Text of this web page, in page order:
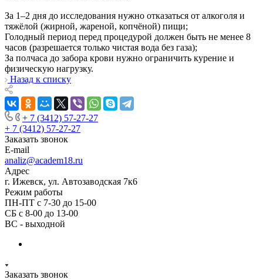
За 1–2 дня до исследования нужно отказаться от алкоголя и
тяжёлой (жирной, жареной, копчёной) пищи;
Голодный период перед процедурой должен быть не менее 8
часов (разрешается только чистая вода без газа);
За полчаса до забора крови нужно ограничить курение и
физическую нагрузку.
Назад к списку
+ 7 (3412) 57-27-27
+ 7 (3412) 57-27-27
Заказать звонок
E-mail
analiz@academ18.ru
Адрес
г. Ижевск, ул. Автозаводская 7к6
Режим работы
ПН-ПТ с 7-30 до 15-00
СБ с 8-00 до 13-00
ВС - выходной
Заказать звонок